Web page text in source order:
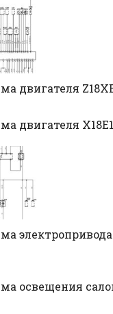
двигателя
двигателя
освещения